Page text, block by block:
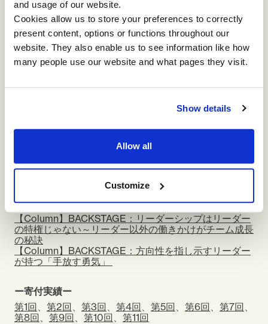
and usage of our website.
Cookies allow us to store your preferences to correctly
present content, options or functions throughout our
website. They also enable us to see information like how
many people use our website and what pages they visit.
Show details
Allow all
Customize
ー有償長期インターンシップ『BACKSTAGE』受け入れ
実績ー
2022年度 2名：
【Column】BACKSTAGE：大人の学びを生で感じて
【Column】BACKSTAGE：参加者からの学び
【Column】BACKSTAGE：「大学生のうちに楽しめ」
は本当？愉しい社会人生活を形作る信頼関係の築き方
【Column】BACKSTAGE：「失敗は、避けなくてもい
ス！？チームでの意見対立をどう活かすか
【Column】BACKSTAGE：リーダーシップはリーダー
の特権じゃない～リーダー以外の働きかけがチーム成長
の秘訣
【Column】BACKSTAGE：方向性を指し示すリーダー
が持つ「手放す勇気」
ー寄付実績ー
第1回 、 第2回 、 第3回 、 第4回 、 第5回 、 第6回 、 第7回 、
第8回 、 第9回 、 第10回 、 第11回